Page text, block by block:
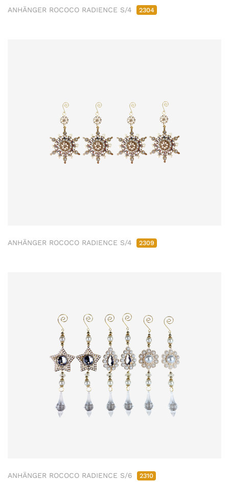
ANHÄNGER ROCOCO RADIENCE S/4 2304
ANHÄNGER ROCOCO RADIENCE S/4 2309
ANHÄNGER ROCOCO RADIENCE S/6 2310